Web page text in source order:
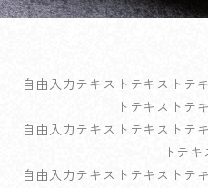
Coffee
Catering
企業のコーヒーブレイクをもっと
自由入力テキストテキストテ
トテキストテ
自由入力テキストテキストテ
トテ
自由入力テキストテキストテ